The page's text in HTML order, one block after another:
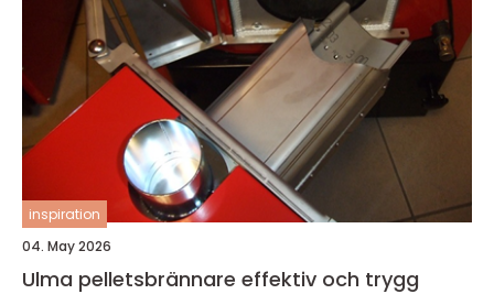
inspiration
04. May 2026
Ulma pelletsbrännare effektiv och trygg